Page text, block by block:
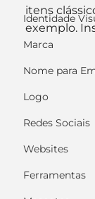
Identidade
Marca
Nome para
Logo
Redes Sociais
Websites
Ferramentas
itens
exemplo.